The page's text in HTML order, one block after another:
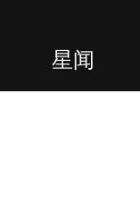
星闻